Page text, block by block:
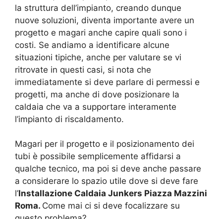
la struttura dell’impianto, creando dunque
nuove soluzioni, diventa importante avere un
progetto e magari anche capire quali sono i
costi. Se andiamo a identificare alcune
situazioni tipiche, anche per valutare se vi
ritrovate in questi casi, si nota che
immediatamente si deve parlare di permessi e
progetti, ma anche di dove posizionare la
caldaia che va a supportare interamente
l’impianto di riscaldamento.
Magari per il progetto e il posizionamento dei
tubi è possibile semplicemente affidarsi a
qualche tecnico, ma poi si deve anche passare
a considerare lo spazio utile dove si deve fare
l’Installazione Caldaia Junkers Piazza Mazzini
Roma. Come mai ci si deve focalizzare su